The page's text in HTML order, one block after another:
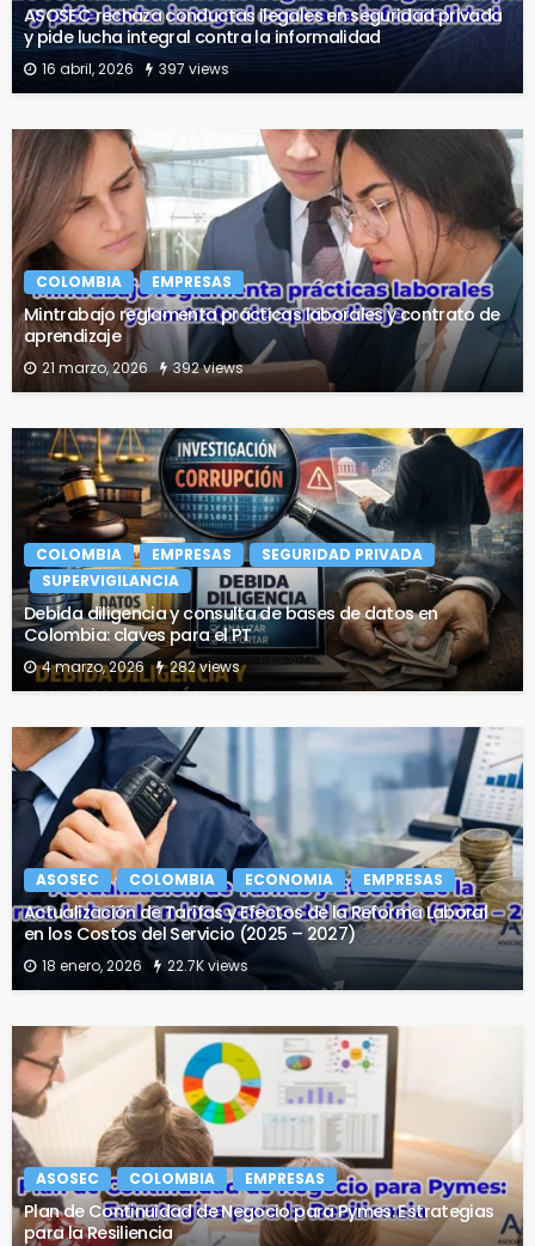
ASOSEC rechaza conductas ilegales en seguridad privada
y pide lucha integral contra la informalidad
16 abril, 2026 397 views
COLOMBIA EMPRESAS
Mintrabajo reglamenta prácticas laborales y contrato de
aprendizaje
21 marzo, 2026 392 views
COLOMBIA EMPRESAS
SEGURIDAD PRIVADA
SUPERVIGILANCIA
Debida diligencia y consulta de bases de datos en
Colombia: claves para el PT
4 marzo, 2026 282 views
ASOSEC COLOMBIA ECONOMIA EMPRESAS
Actualización de Tarifas y Efectos de la Reforma Laboral
en los Costos del Servicio (2025 – 2027)
18 enero, 2026 22.7K views
ASOSEC COLOMBIA EMPRESAS
Plan de Continuidad de Negocio para Pymes: Estrategias
para la Resiliencia